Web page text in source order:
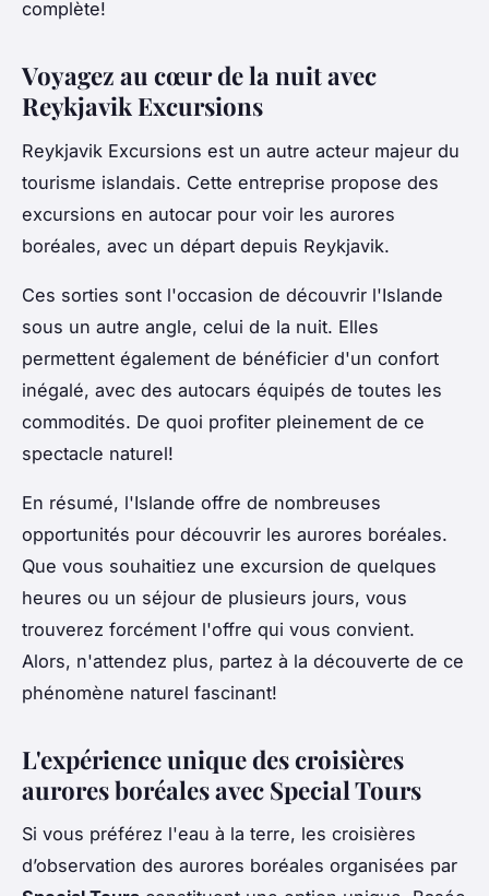
complète!
Voyagez au cœur de la nuit avec
Reykjavik Excursions
Reykjavik Excursions est un autre acteur majeur du
tourisme islandais. Cette entreprise propose des
excursions en autocar pour voir les aurores
boréales, avec un départ depuis Reykjavik.
Ces sorties sont l'occasion de découvrir l'Islande
sous un autre angle, celui de la nuit. Elles
permettent également de bénéficier d'un confort
inégalé, avec des autocars équipés de toutes les
commodités. De quoi profiter pleinement de ce
spectacle naturel!
En résumé, l'Islande offre de nombreuses
opportunités pour découvrir les aurores boréales.
Que vous souhaitiez une excursion de quelques
heures ou un séjour de plusieurs jours, vous
trouverez forcément l'offre qui vous convient.
Alors, n'attendez plus, partez à la découverte de ce
phénomène naturel fascinant!
L'expérience unique des croisières
aurores boréales avec Special Tours
Si vous préférez l'eau à la terre, les croisières
d’observation des aurores boréales organisées par